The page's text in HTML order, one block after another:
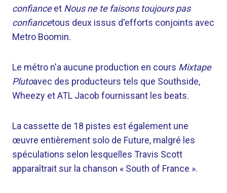
confianceet Nous ne te faisons toujours pas
confiancetous deux issus d'efforts conjoints avec
Metro Boomin.
Le métro n'a aucune production en cours Mixtape
Plutoavec des producteurs tels que Southside,
Wheezy et ATL Jacob fournissant les beats.
La cassette de 18 pistes est également une
œuvre entièrement solo de Future, malgré les
spéculations selon lesquelles Travis Scott
apparaîtrait sur la chanson « South of France ».